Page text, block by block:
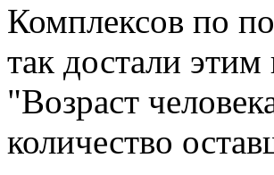
Комплексов по
так достали
"Возраст
количество